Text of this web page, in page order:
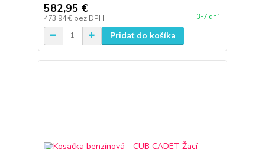
582,95 €
473,94 € bez DPH 3-7 dní
Pridať do košíka